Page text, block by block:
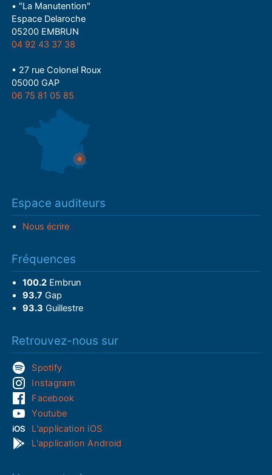
• "La Manutention"
Espace Delaroche
05200 EMBRUN
04 92 43 37 38
• 27 rue Colonel Roux
05000 GAP
06 75 81 05 85
Espace auditeurs
Nous écrire
Fréquences
100.2Embrun
93.7 Gap
93.3 Guillestre
Retrouvez-nous sur
Spotify
Instagram
Facebook
Youtube
L'application iOS
L'application Android